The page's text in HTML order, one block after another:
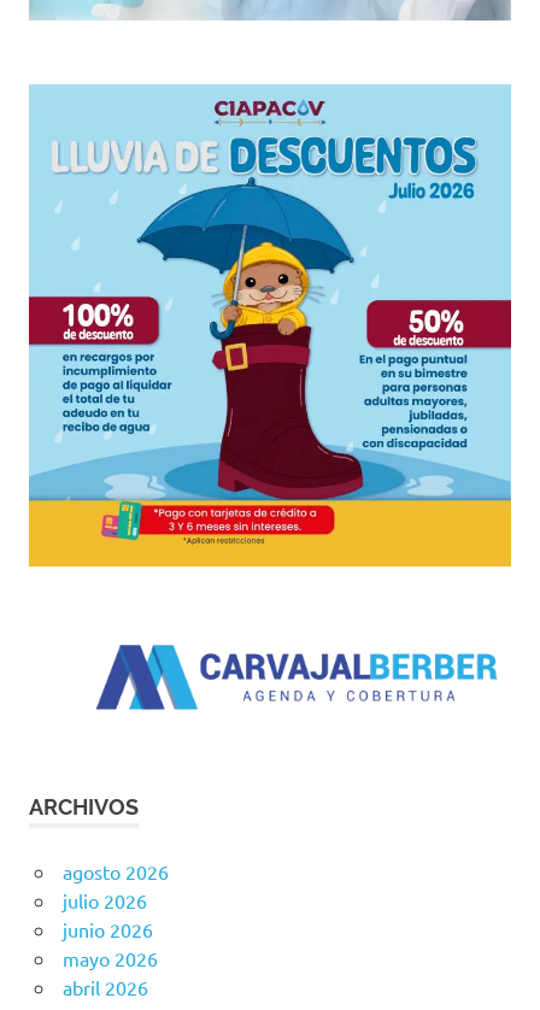
ARCHIVOS
agosto 2026
julio 2026
junio 2026
mayo 2026
abril 2026